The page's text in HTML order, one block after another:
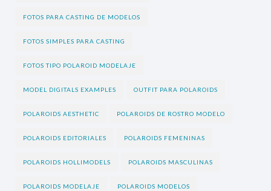
FOTOS PARA CASTING DE MODELOS
FOTOS SIMPLES PARA CASTING
FOTOS TIPO POLAROID MODELAJE
MODEL DIGITALS EXAMPLES OUTFIT PARA POLAROIDS
POLAROIDS AESTHETIC POLAROIDS DE ROSTRO MODELO
POLAROIDS EDITORIALES POLAROIDS FEMENINAS
POLAROIDS HOLLIMODELS POLAROIDS MASCULINAS
POLAROIDS MODELAJE POLAROIDS MODELOS